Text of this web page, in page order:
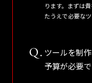
ります。まずは
たうえで必要な
ツールを制
予算が必要で